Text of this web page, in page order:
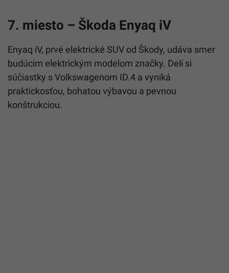
7. miesto – Škoda Enyaq iV
Enyaq iV, prvé elektrické SUV od Škody, udáva smer
budúcim elektrickým modelom značky. Delí si
súčiastky s Volkswagenom ID.4 a vyniká
praktickosťou, bohatou výbavou a pevnou
konštrukciou.